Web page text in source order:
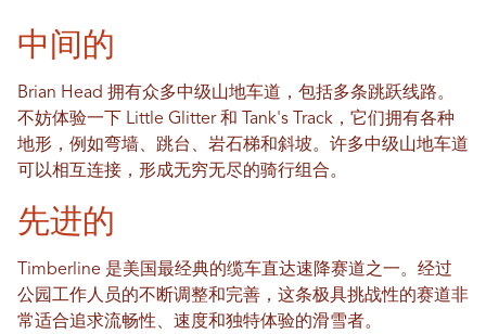
中间的
Brian Head 拥有众多中级山地车道，包括多条跳跃线路。
不妨体验一下 Little Glitter 和 Tank's Track，它们拥有各种
地形，例如弯墙、跳台、岩石梯和斜坡。许多中级山地车道
可以相互连接，形成无穷无尽的骑行组合。
先进的
Timberline 是美国最经典的缆车直达速降赛道之一。经过
公园工作人员的不断调整和完善，这条极具挑战性的赛道非
常适合追求流畅性、速度和独特体验的滑雪者。